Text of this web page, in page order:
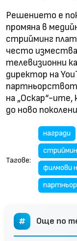
Решението е
промяна в
стрийминг
често
телевизионни
директор на
на „Оскар“-
до ново
Тагове:
награди
филмови
Още по